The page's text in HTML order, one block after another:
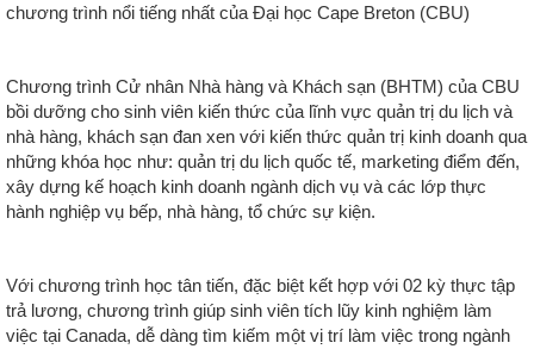
chương trình nổi tiếng nhất của Đại học Cape Breton (CBU)
Chương trình Cử nhân Nhà hàng và Khách sạn (BHTM) của CBU
bồi dưỡng cho sinh viên kiến thức của lĩnh vực quản trị du lịch và
nhà hàng, khách sạn đan xen với kiến thức quản trị kinh doanh qua
những khóa học như: quản trị du lịch quốc tế, marketing điểm đến,
xây dựng kế hoạch kinh doanh ngành dịch vụ và các lớp thực
hành nghiệp vụ bếp, nhà hàng, tổ chức sự kiện.
Với chương trình học tân tiến, đặc biệt kết hợp với 02 kỳ thực tập
trả lương, chương trình giúp sinh viên tích lũy kinh nghiệm làm
việc tại Canada, dễ dàng tìm kiếm một vị trí làm việc trong ngành